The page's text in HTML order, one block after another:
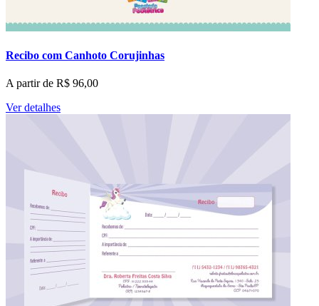
Recibo com Canhoto Corujinhas
A partir de R$ 96,00
Ver detalhes